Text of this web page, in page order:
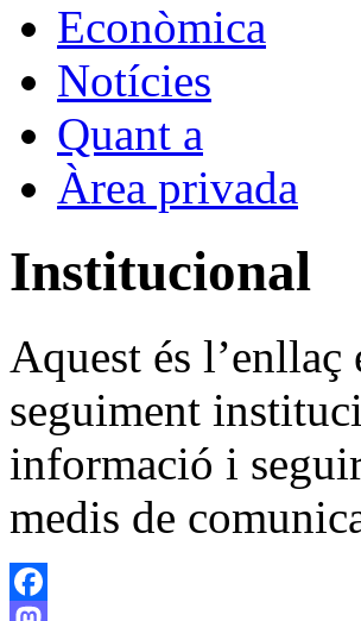
Econòmica
Notícies
Quant a
Àrea privada
Institucional
Aquest és
seguiment
informació i
medis de